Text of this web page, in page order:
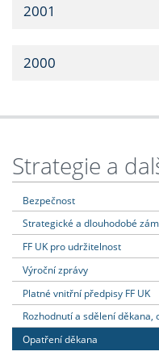
2001
2000
Strategie a
Bezpečnost
Strategické a dlouhodobé
FF UK pro udržitelnost
Výroční zprávy
Platné vnitřní předpisy FF UK
Rozhodnutí a sdělení
Opatření děkana